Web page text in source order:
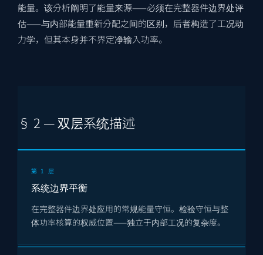
能量。该分析阐明了能量来源——必须在完整器件边界处评
估——与内部能量重新分配之间的区别，后者构造了工况动
力学，但其本身并不界定净输入功率。
§ 2 — 双层系统描述
第 1 层
系统边界平衡
在完整器件边界处应用的常规能量守恒。检验守恒与整
体功率核算的权威位置——独立于内部工况的复杂度。